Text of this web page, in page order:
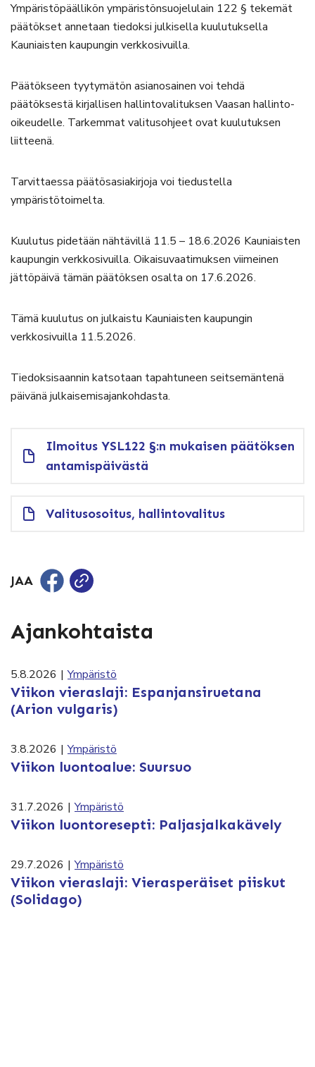
Ympäristöpäällikön ympäristönsuojelulain 122 § tekemät
päätökset annetaan tiedoksi julkisella kuulutuksella
Kauniaisten kaupungin verkkosivuilla.
Päätökseen tyytymätön asianosainen voi tehdä
päätöksestä kirjallisen hallintovalituksen Vaasan hallinto-
oikeudelle. Tarkemmat valitusohjeet ovat kuulutuksen
liitteenä.
Tarvittaessa päätösasiakirjoja voi tiedustella
ympäristötoimelta.
Kuulutus pidetään nähtävillä 11.5 – 18.6.2026 Kauniaisten
kaupungin verkkosivuilla. Oikaisuvaatimuksen viimeinen
jättöpäivä tämän päätöksen osalta on 17.6.2026.
Tämä kuulutus on julkaistu Kauniaisten kaupungin
verkkosivuilla 11.5.2026.
Tiedoksisaannin katsotaan tapahtuneen seitsemäntenä
päivänä julkaisemisajankohdasta.
Ilmoitus YSL122 §:n mukaisen päätöksen
antamispäivästä
Valitusosoitus, hallintovalitus
JAA
Ajankohtaista
5.8.2026 | Ympäristö
Viikon vieraslaji: Espanjansiruetana
(Arion vulgaris)
3.8.2026 | Ympäristö
Viikon luontoalue: Suursuo
31.7.2026 | Ympäristö
Viikon luontoresepti: Paljasjalkakävely
29.7.2026 | Ympäristö
Viikon vieraslaji: Vierasperäiset piiskut
(Solidago)